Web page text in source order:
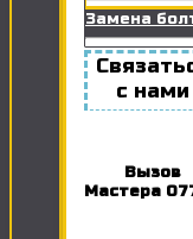
Замена
с нами
Вызов
Мастера